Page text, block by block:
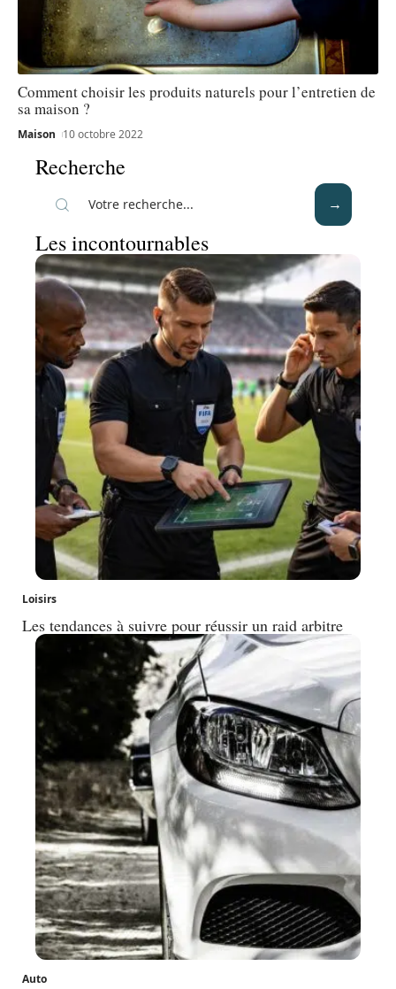
Comment choisir les produits naturels pour l’entretien de
sa maison ?
Maison 10 octobre 2022
Recherche
Les incontournables
Loisirs
Les tendances à suivre pour réussir un raid arbitre
Auto